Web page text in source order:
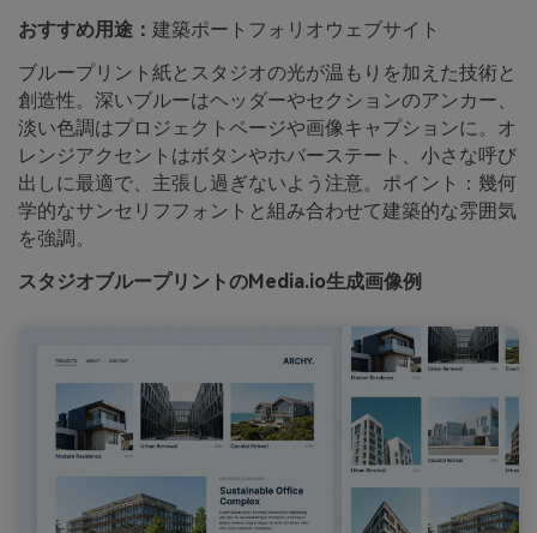
おすすめ用途： 建築ポートフォリオウェブサイト
ブループリント紙とスタジオの光が温もりを加えた技術と
創造性。深いブルーはヘッダーやセクションのアンカー、
淡い色調はプロジェクトページや画像キャプションに。オ
レンジアクセントはボタンやホバーステート、小さな呼び
出しに最適で、主張し過ぎないよう注意。ポイント：幾何
学的なサンセリフフォントと組み合わせて建築的な雰囲気
を強調。
スタジオブループリントのMedia.io生成画像例